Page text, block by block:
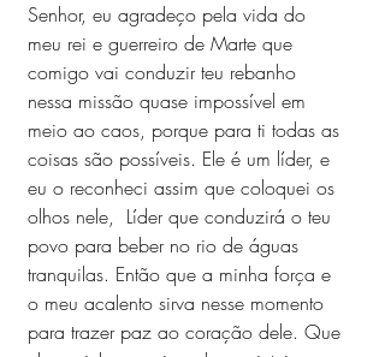
Senhor, eu agradeço pela vida do
meu rei e guerreiro de Marte que
comigo vai conduzir teu rebanho
nessa missão quase impossível em
meio ao caos, porque para ti todas as
coisas são possíveis. Ele é um líder, e
eu o reconheci assim que coloquei os
olhos nele,  Líder que conduzirá o teu
povo para beber no rio de águas
tranquilas. Então que a minha força e
o meu acalento sirva nesse momento
para trazer paz ao coração dele. Que